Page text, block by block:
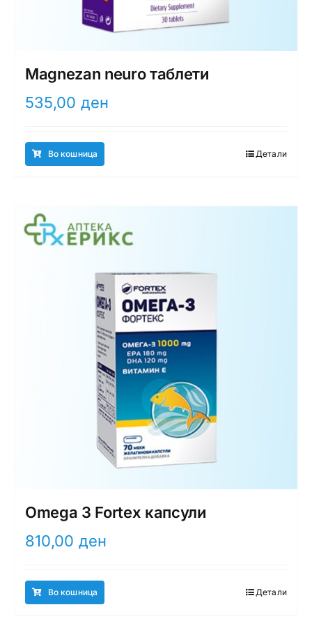
Magnezan neuro таблети
535,00 ден
Во кошница Детали
Omega 3 Fortex капсули
810,00 ден
Во кошница Детали